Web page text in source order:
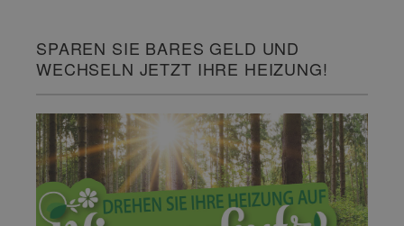
SPAREN SIE BARES GELD UND
WECHSELN JETZT IHRE HEIZUNG!